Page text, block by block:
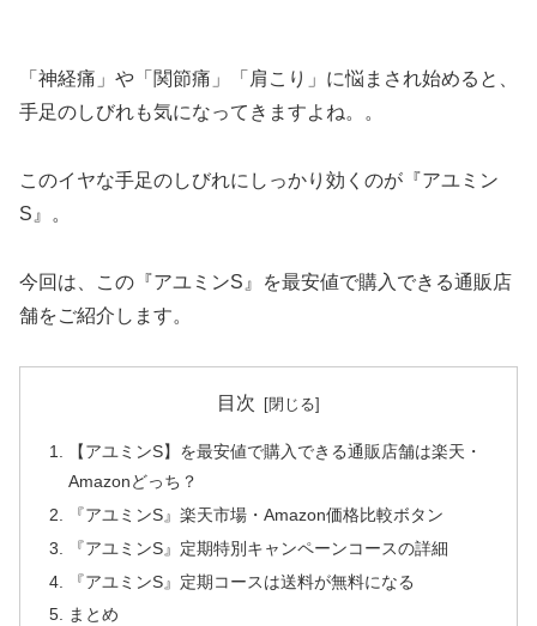
「神経痛」や「関節痛」「肩こり」に悩まされ始めると、
手足のしびれも気になってきますよね。。
このイヤな手足のしびれにしっかり効くのが『アユミン
S』。
今回は、この『アユミンS』を最安値で購入できる通販店
舗をご紹介します。
目次
【アユミンS】を最安値で購入できる通販店舗は楽天・
Amazonどっち？
『アユミンS』楽天市場・Amazon価格比較ボタン
『アユミンS』定期特別キャンペーンコースの詳細
『アユミンS』定期コースは送料が無料になる
まとめ